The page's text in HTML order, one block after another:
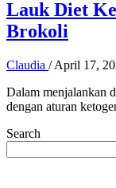
Lauk Diet
Brokoli
Claudia / April 17,
Dalam menjalankan
dengan aturan
Search